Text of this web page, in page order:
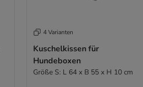
4 Varianten
Kuschelkissen für
Hundeboxen
Größe S: L 64 x B 55 x H 10 cm